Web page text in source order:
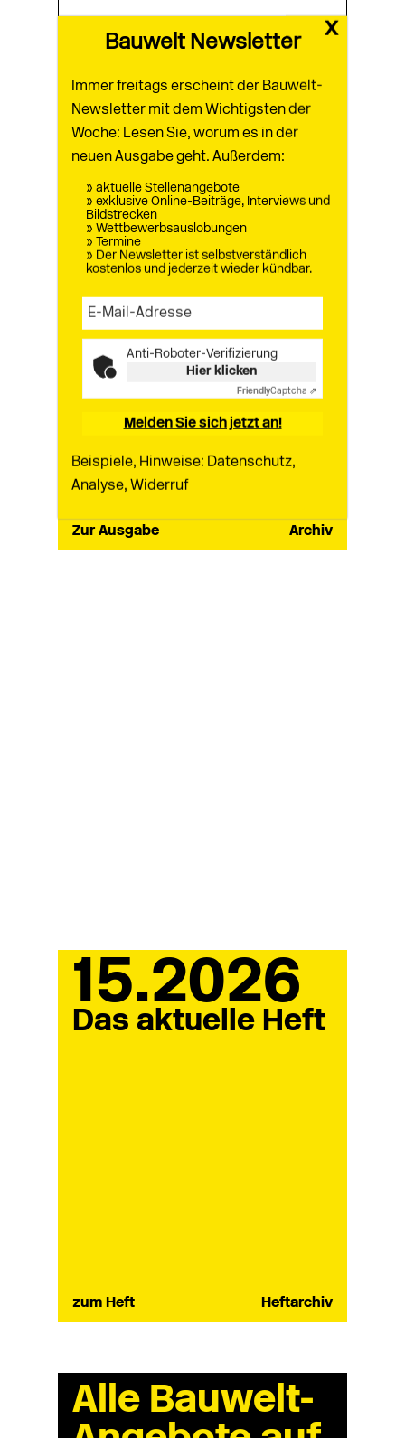
0 Kommentare
x
Bauwelt Newsletter
Immer freitags erscheint der Bauwelt-
Newsletter mit dem Wichtigsten der
Woche: Lesen Sie, worum es in der
neuen Ausgabe geht. Außerdem:
» aktuelle Stellenangebote
» exklusive Online-Beiträge, Interviews und
Bildstrecken
» Wettbewerbsauslobungen
» Termine
» Der Newsletter ist selbstverständlich
kostenlos und jederzeit wieder kündbar.
Anti-Roboter-Verifizierung
Hier klicken
FriendlyCaptcha ⇗
Melden Sie sich jetzt an!
Beispiele, Hinweise: Datenschutz,
Analyse, Widerruf
Zurück
Erschienen in
Ausgabe 2.2021
Zur Ausgabe Archiv
15.2026
Das aktuelle Heft
zum Heft Heftarchiv
Alle Bauwelt-